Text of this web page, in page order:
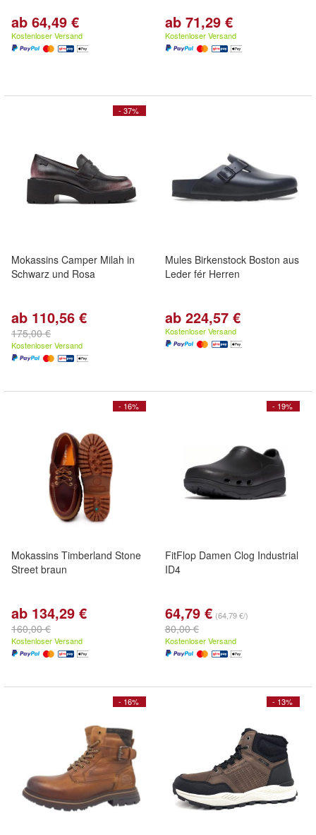
ab 64,49 €
Kostenloser Versand
ab 71,29 €
Kostenloser Versand
- 37%
Mokassins Camper Milah in
Schwarz und Rosa
ab 110,56 €
175,00 €
Kostenloser Versand
Mules Birkenstock Boston aus
Leder fér Herren
ab 224,57 €
Kostenloser Versand
- 16%
Mokassins Timberland Stone
Street braun
ab 134,29 €
160,00 €
Kostenloser Versand
- 19%
FitFlop Damen Clog Industrial
ID4
64,79 € (64,79 €/)
80,00 €
Kostenloser Versand
- 16% - 13%